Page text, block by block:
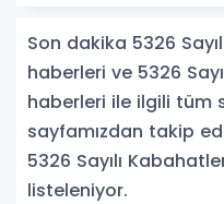
Son dakika 5326
haberleri ve 5326
haberleri ile ilgili tüm
sayfamızdan takip
5326 Sayılı
listeleniyor.